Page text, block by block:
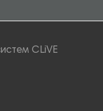
CLiVE